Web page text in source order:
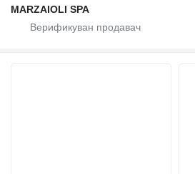
MARZAIOLI SPA